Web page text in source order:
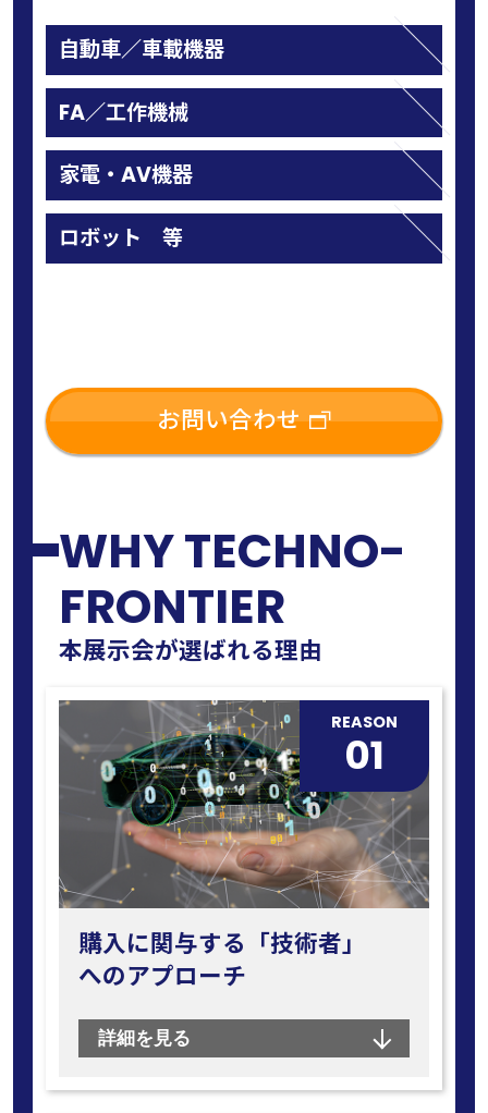
自動車／車載機器
FA／工作機械
家電・AV機器
ロボット 等
お問い合わせ
WHY TECHNO-
FRONTIER
本展示会が選ばれる理由
REASON
01
購入に関与する「技術者」
へのアプローチ
詳細を見る